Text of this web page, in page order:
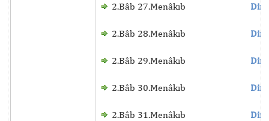
2.Bâb 27.Menâkıb
2.Bâb 28.Menâkıb
2.Bâb 29.Menâkıb
2.Bâb 30.Menâkıb
2.Bâb 31.Menâkıb